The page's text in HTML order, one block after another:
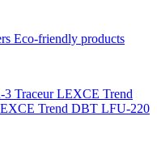
Eco-friendly products
Traceur LEXCE Trend
Trend DBT LFU-220